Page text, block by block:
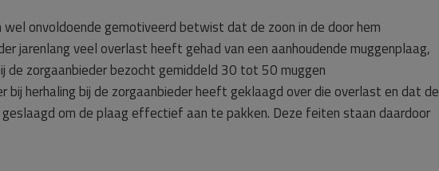
onvoldoende gemotiveerd betwist dat de zoon in de door hem
jarenlang veel overlast heeft gehad van een aanhoudende muggenplaag,
de zorgaanbieder bezocht gemiddeld 30 tot 50 muggen
herhaling bij de zorgaanbieder heeft geklaagd over die overlast en dat de
om de plaag effectief aan te pakken. Deze feiten staan daardoor